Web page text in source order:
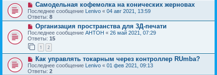
Самодельная кофемолка на конических жерновах
Последнее сообщение Lenivo « 04 авг 2021, 13:59
Ответы: 8
Организация пространства для 3Д-печати
Последнее сообщение AHTOH « 26 май 2021, 07:29
Ответы: 15
1 2
Как управлять токарным через контроллер RUmba?
Последнее сообщение Lenivo « 01 фев 2021, 09:13
Ответы: 2